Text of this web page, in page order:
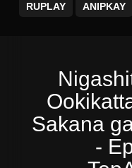
RUPLAY ANIPKAY
Sakana
-